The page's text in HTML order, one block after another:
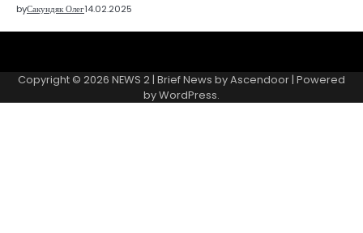
byСакундяк Олег14.02.2025
Page
Copyright © 2026 NEWS 2| Brief News byAscendoor| Powered
byWordPress.